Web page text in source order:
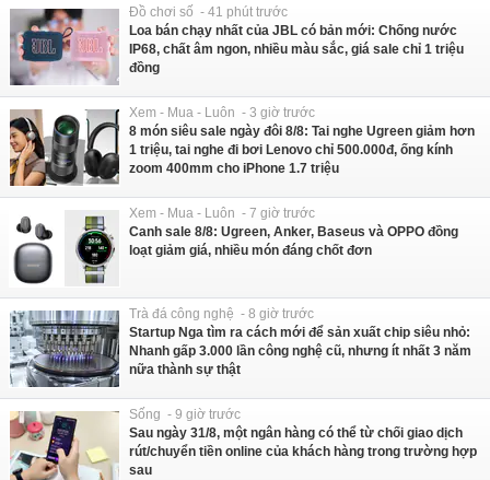
Đồ chơi số - 41 phút trước
Loa bán chạy nhất của JBL có bản mới: Chống nước
IP68, chất âm ngon, nhiều màu sắc, giá sale chỉ 1 triệu
đồng
Xem - Mua - Luôn - 3 giờ trước
8 món siêu sale ngày đôi 8/8: Tai nghe Ugreen giảm hơn
1 triệu, tai nghe đi bơi Lenovo chỉ 500.000đ, ống kính
zoom 400mm cho iPhone 1.7 triệu
Xem - Mua - Luôn - 7 giờ trước
Canh sale 8/8: Ugreen, Anker, Baseus và OPPO đồng
loạt giảm giá, nhiều món đáng chốt đơn
Trà đá công nghệ - 8 giờ trước
Startup Nga tìm ra cách mới để sản xuất chip siêu nhỏ:
Nhanh gấp 3.000 lần công nghệ cũ, nhưng ít nhất 3 năm
nữa thành sự thật
Sống - 9 giờ trước
Sau ngày 31/8, một ngân hàng có thể từ chối giao dịch
rút/chuyển tiền online của khách hàng trong trường hợp
sau